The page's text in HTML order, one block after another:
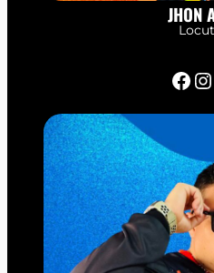
JHON
Facebook Instagram